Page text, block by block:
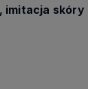
imitacja skóry